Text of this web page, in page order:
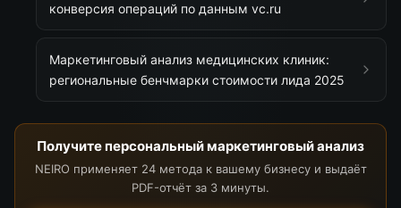
конверсия операций по данным vc.ru
Маркетинговый анализ медицинских клиник:
региональные бенчмарки стоимости лида 2025
Получите персональный маркетинговый анализ
NEIRO применяет 24 метода к вашему бизнесу и выдаёт
PDF-отчёт за 3 минуты.